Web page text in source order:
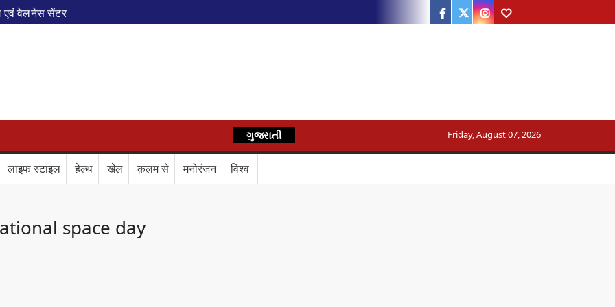
एवं वेलनेस सेंटर
फेरे विस्तारित
में बड़ा बदलाव
ऑफ इंडिया’ सम्मान
बड़ा संदेश
Train Route Diversion: अहमदाबाद–दरभंगा स्पेशल ट्रेन का मार्ग बदला
डिजिटल कवच
BPCL Ethanol Case: इथेनॉल आवंटन विवाद पर सरकार का जवाब
Facebook
Twitter
Instagram
Youtube
हिन्दी
ગુજરાતી Friday, August 07, 2026
लाइफ स्टाइल हेल्थ खेल क़लम से मनोरंजन विश्व
space day